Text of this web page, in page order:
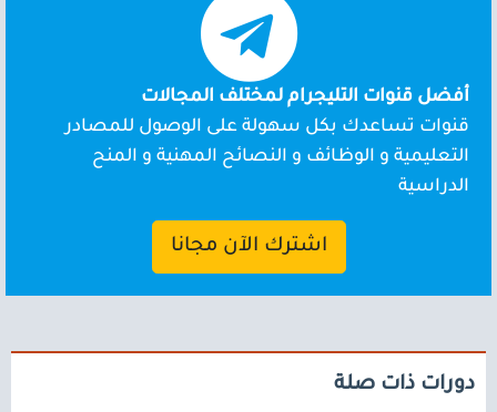
أفضل قنوات التليجرام لمختلف المجالات
قنوات تساعدك بكل سهولة على الوصول للمصادر
التعليمية و الوظائف و النصائح المهنية و المنح
الدراسية
اشترك الآن مجانا
دورات ذات صلة